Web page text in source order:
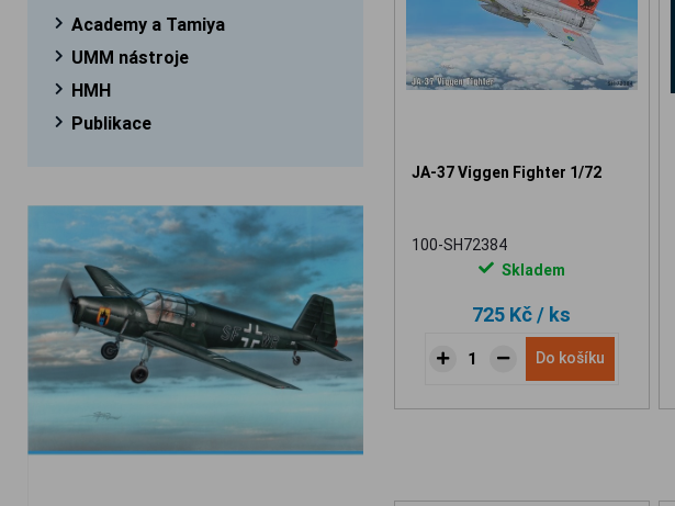
Academy a Tamiya
UMM nástroje
HMH
Publikace
JA-37 Viggen Fighter 1/72
100-SH72384
Skladem
725 Kč/ ks
Do košíku